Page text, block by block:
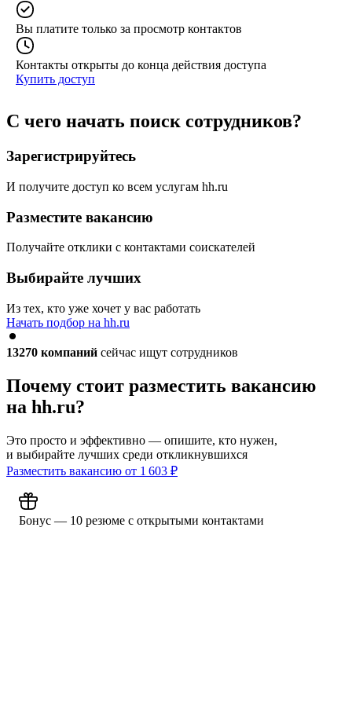
Вы платите только за просмотр контактов
Контакты открыты до конца действия доступа
Купить доступ
С чего начать поиск сотрудников?
Зарегистрируйтесь
И получите доступ ко всем услугам hh.ru
Разместите вакансию
Получайте отклики с контактами соискателей
Выбирайте лучших
Из тех, кто уже хочет у вас работать
Начать подбор на hh.ru
13270 компаний сейчас ищут сотрудников
Почему стоит разместить вакансию
на hh.ru?
Это просто и эффективно — опишите, кто нужен,
и выбирайте лучших среди откликнувшихся
Разместить вакансию от 1 603 ₽
Бонус — 10 резюме с открытыми контактами